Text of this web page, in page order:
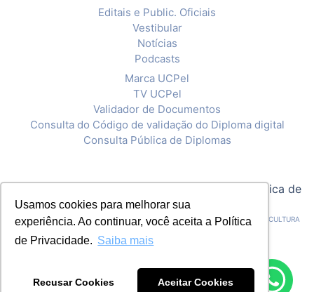
Usamos cookies para melhorar sua
experiência. Ao continuar, você aceita a Política
de Privacidade. Saiba mais
Recusar Cookies Aceitar Cookies
Editais e Public. Oficiais
Vestibular
Notícias
Podcasts
Marca UCPel
TV UCPel
Validador de Documentos
Consulta do Código de validação do Diploma digital
Consulta Pública de Diplomas
Política de
Privacidade
CNPJ: 92.238.914/0001-03 - ASSOCIAÇÃO PELOTENSE DE ASSISTÊNCIA E CULTURA